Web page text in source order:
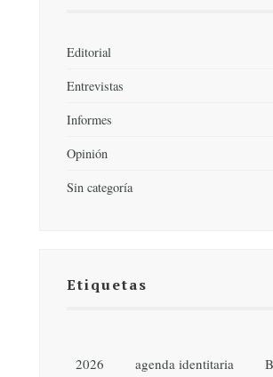
Editorial
Entrevistas
Informes
Opinión
Sin categoría
Etiquetas
2026 agenda identitaria